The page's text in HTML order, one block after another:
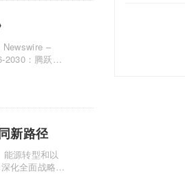
2030：腾跃新
新路径
化全面战略伙